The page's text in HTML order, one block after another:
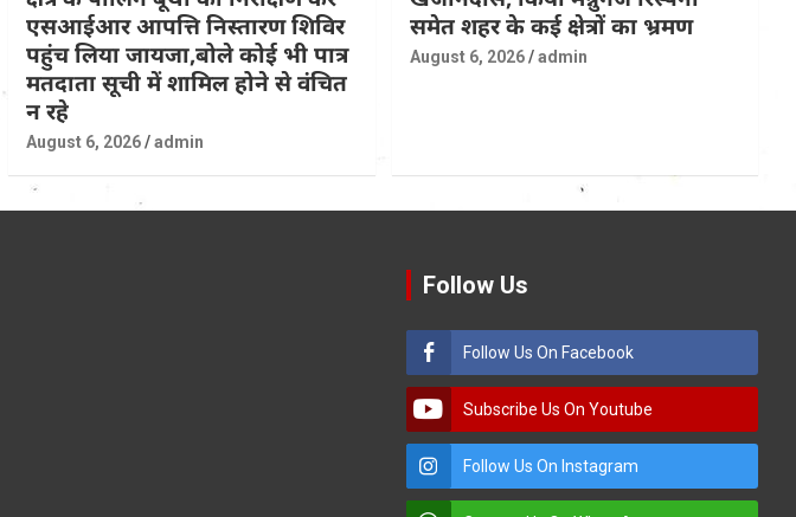
एसआईआर आपत्ति निस्तारण शिविर
पहुंच लिया जायजा,बोले कोई भी पात्र
मतदाता सूची में शामिल होने से वंचित
न रहे
August 6, 2026 admin
समेत शहर के कई क्षेत्रों का भ्रमण
August 6, 2026 admin
Follow Us
Follow Us On Facebook
Subscribe Us On Youtube
Follow Us On Instagram